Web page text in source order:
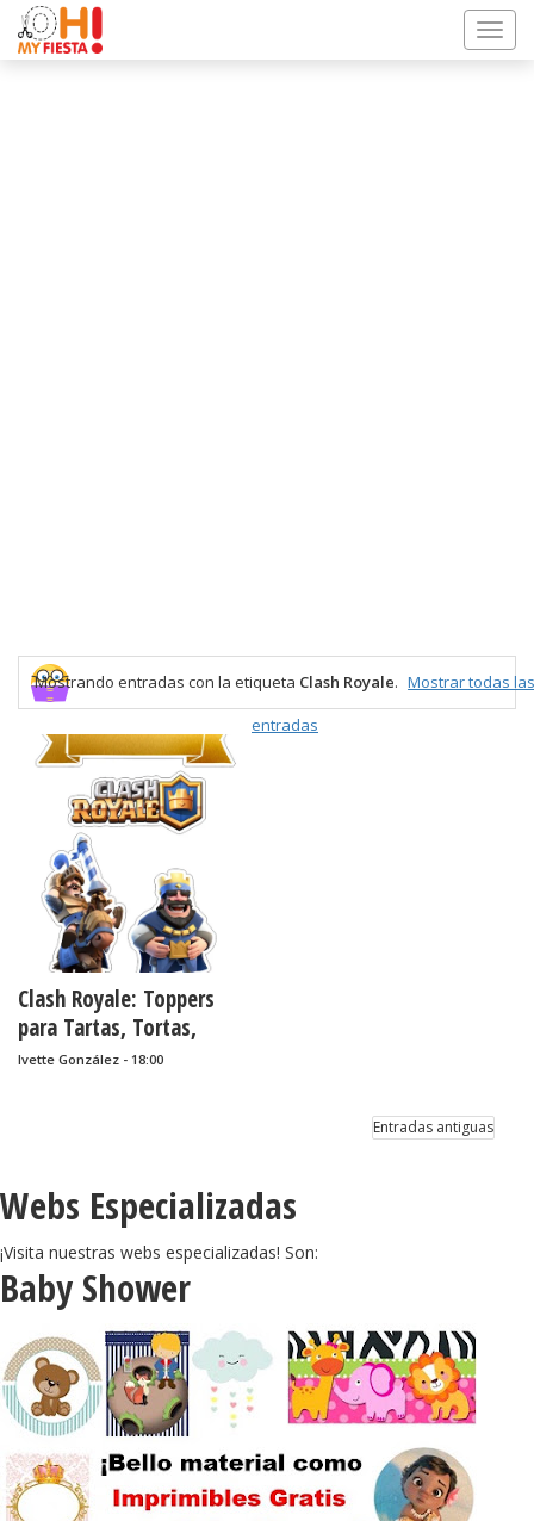
Mostrando entradas con la etiqueta Clash Royale. Mostrar todas
entradas
Clash Royale: Toppers
para Tartas, Tortas,
Pasteles, Bizcochos o
Ivette González - 18:00
Entradas antiguas
Webs Especializadas
¡Visita nuestras webs especializadas! Son:
Baby Shower